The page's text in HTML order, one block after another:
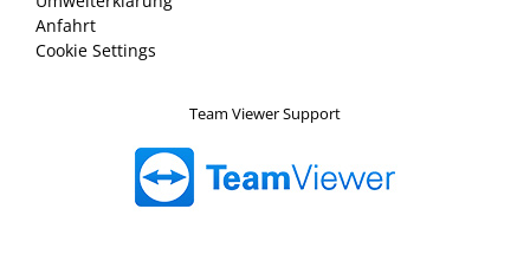
Anfahrt
Cookie Settings
Team Viewer Support